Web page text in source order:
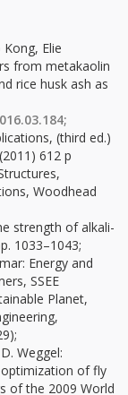
Elie
from metakaolin
rice husk ash as
(third ed.)
612 p
Woodhead
strength of alkali-
1033–1043;
Energy and
SSEE
Planet,
Weggel:
of fly
of the 2009 World